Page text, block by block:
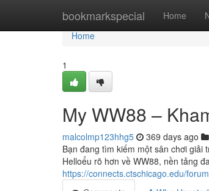
bookmarkspecial Home
Home
Home
1
My WW88 –
malcolmp123hhg5 369 days ago
Bạn đang tìm kiếm một sân chơi
Helloểu rõ hơn về WW88, nền tảng
https://connects.ctschicago.edu/